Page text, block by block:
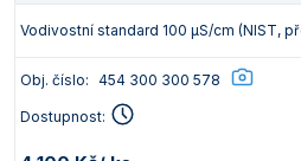
Vodivostní standard 100 µS/cm (NIST,
Obj. číslo: 454 300 300 578
Dostupnost: